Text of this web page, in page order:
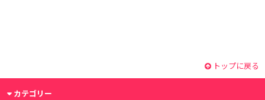
トップに戻る
カテゴリー